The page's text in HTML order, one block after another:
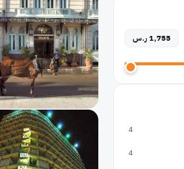
1,755 ر.س
4
4